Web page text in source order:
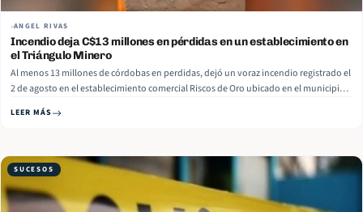
ANGEL RIVAS
Incendio deja C$13 millones en pérdidas en un establecimiento en
el Triángulo Minero
Al menos 13 millones de córdobas en perdidas, dejó un voraz incendio registrado el
2 de agosto en el establecimiento comercial Riscos de Oro ubicado en el municipio
de Rosita, Triángulo Minero, Caribe Norte, informaron medios locales. Ante la
emergencia, testigos y dueños de negocios aledaños intentaron sofocar… Read
LEER MÁS
SUCESOS